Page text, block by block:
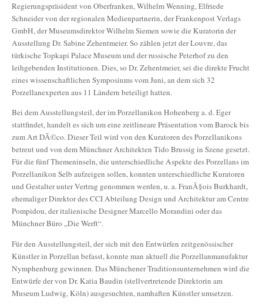
Regierungspräsident von Oberfranken, Wilhelm Wenning, Elfriede
Schneider von der regionalen Medienpartnerin, der Frankenpost Verlags
GmbH, der Museumsdirektor Wilhelm Siemen sowie die Kuratorin der
Ausstellung Dr. Sabine Zehentmeier. So zählen jetzt der Louvre, das
türkische Topkapi Palace Museum und der russische Peterhof zu den
leihgebenden Institutionen. Dies, so Dr. Zehentmeier, sei die direkte Frucht
eines wissenschaftlichen Symposiums vom Juni, an dem sich 32
Porzellanexperten aus 11 Ländern beteiligt hatten.
Bei dem Ausstellungsteil, der im Porzellanikon Hohenberg a. d. Eger
stattfindet, handelt es sich um eine zeitlineare Präsentation vom Barock bis
zum Art DÃ©co. Dieser Teil wird von den Kuratoren des Porzellanikons
betreut und von dem Münchner Architekten Tido Brussig in Szene gesetzt.
Für die fünf Themeninseln, die unterschiedliche Aspekte des Porzellans im
Porzellanikon Selb aufzeigen sollen, konnten unterschiedliche Kuratoren
und Gestalter unter Vertrag genommen werden, u. a. FranÃ§ois Burkhardt,
ehemaliger Direktor des CCI Abteilung Design und Architektur am Centre
Pompidou, der italienische Designer Marcello Morandini oder das
Münchner Büro „Die Werft“.
Für den Ausstellungsteil, der sich mit den Entwürfen zeitgenössischer
Künstler in Porzellan befasst, konnte man aktuell die Porzellanmanufaktur
Nymphenburg gewinnen. Das Münchener Traditionsunternehmen wird die
Entwürfe der von Dr. Katia Baudin (stellvertretende Direktorin am
Museum Ludwig, Köln) ausgesuchten, namhaften Künstler umsetzen.